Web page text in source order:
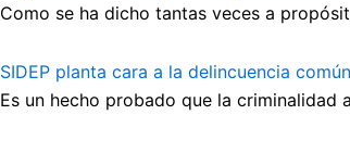
Como se ha dicho tantas veces a
SIDEP planta cara a la delincuencia
Es un hecho probado que la criminalidad